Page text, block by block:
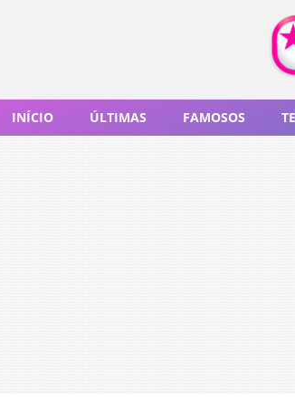
INÍCIO ÚLTIMAS FAMOSOS